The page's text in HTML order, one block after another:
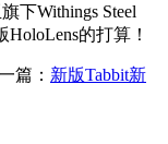
下Withings Steel
的打算！
篇： 新版Tabbit新